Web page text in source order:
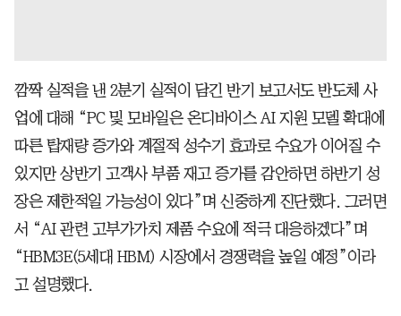
깜짝 실적을 낸 2분기 실적이 담긴 반기 보고서도 반도체 사
업에 대해 “PC 및 모바일은 온디바이스 AI 지원 모델 확대에
따른 탑재량 증가와 계절적 성수기 효과로 수요가 이어질 수
있지만 상반기 고객사 부품 재고 증가를 감안하면 하반기 성
장은 제한적일 가능성이 있다”며 신중하게 진단했다. 그러면
서 “AI 관련 고부가가치 제품 수요에 적극 대응하겠다”며
“HBM3E(5세대 HBM) 시장에서 경쟁력을 높일 예정”이라
고 설명했다.